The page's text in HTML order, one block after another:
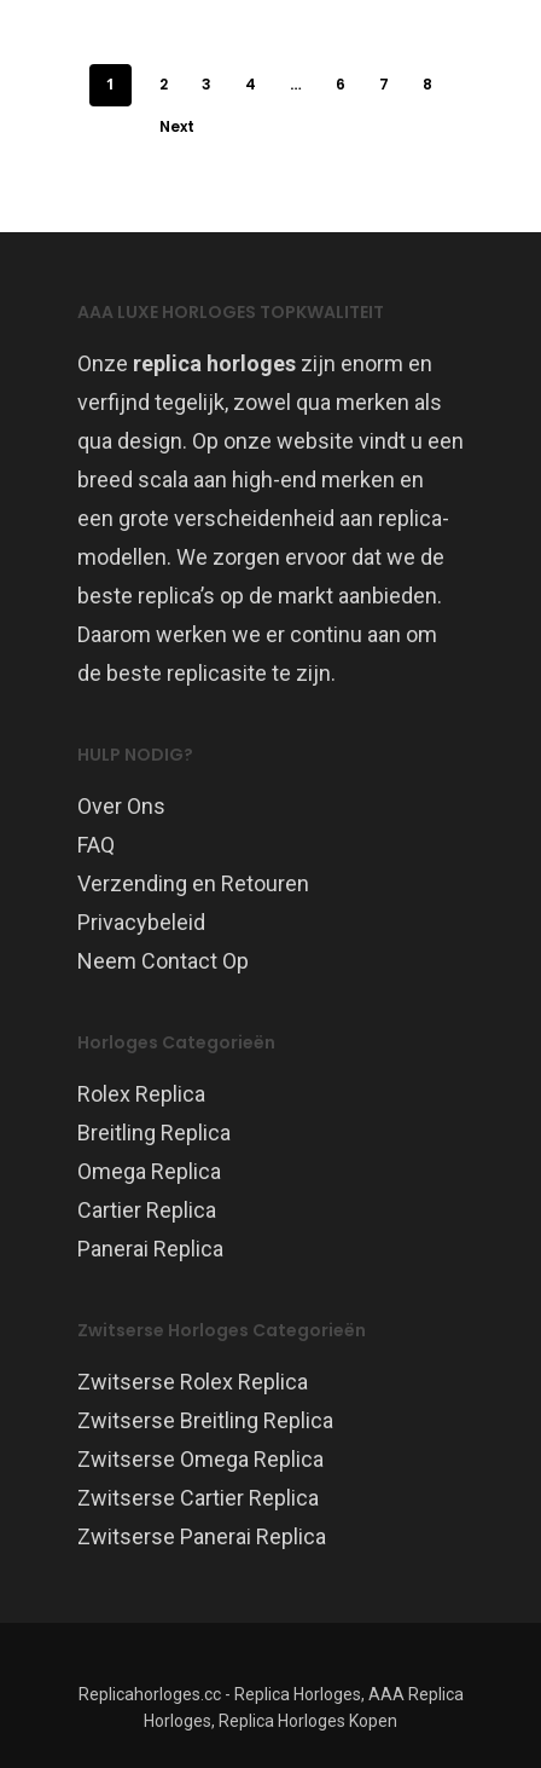
1 2 3 4 … 6 7 8
Next
AAA LUXE HORLOGES TOPKWALITEIT
Onze replica horloges zijn enorm en
verfijnd tegelijk, zowel qua merken als
qua design. Op onze website vindt u een
breed scala aan high-end merken en
een grote verscheidenheid aan replica-
modellen. We zorgen ervoor dat we de
beste replica’s op de markt aanbieden.
Daarom werken we er continu aan om
de beste replicasite te zijn.
HULP NODIG?
Over Ons
FAQ
Verzending en Retouren
Privacybeleid
Neem Contact Op
Horloges Categorieën
Rolex Replica
Breitling Replica
Omega Replica
Cartier Replica
Panerai Replica
Zwitserse Horloges Categorieën
Zwitserse Rolex Replica
Zwitserse Breitling Replica
Zwitserse Omega Replica
Zwitserse Cartier Replica
Zwitserse Panerai Replica
Replicahorloges.cc - Replica Horloges, AAA Replica
Horloges, Replica Horloges Kopen